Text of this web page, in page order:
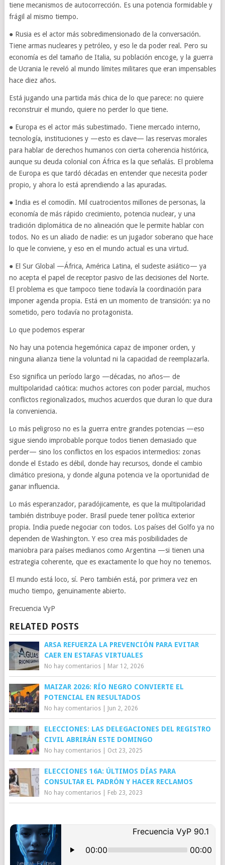
tiene mecanismos de autocorrección. Es una potencia formidable y
frágil al mismo tiempo.
● Rusia es el actor más sobredimensionado de la conversación.
Tiene armas nucleares y petróleo, y eso le da poder real. Pero su
economía es del tamaño de Italia, su población encoge, y la guerra
de Ucrania le reveló al mundo límites militares que eran impensables
hace diez años.
Está jugando una partida más chica de lo que parece: no quiere
reconstruir el mundo, quiere no perder lo que tiene.
● Europa es el actor más subestimado. Tiene mercado interno,
tecnología, instituciones y —esto es clave— las reservas morales
para hablar de derechos humanos con cierta coherencia histórica,
aunque su deuda colonial con África es la que señalás. El problema
de Europa es que tardó décadas en entender que necesita poder
propio, y ahora lo está aprendiendo a las apuradas.
● India es el comodín. Mil cuatrocientos millones de personas, la
economía de más rápido crecimiento, potencia nuclear, y una
tradición diplomática de no alineación que le permite hablar con
todos. No es un aliado de nadie: es un jugador soberano que hace
lo que le conviene, y eso en el mundo actual es una virtud.
● El Sur Global —África, América Latina, el sudeste asiático— ya
no acepta el papel de receptor pasivo de las decisiones del Norte.
El problema es que tampoco tiene todavía la coordinación para
imponer agenda propia. Está en un momento de transición: ya no
sometido, pero todavía no protagonista.
Lo que podemos esperar
No hay una potencia hegemónica capaz de imponer orden, y
ninguna alianza tiene la voluntad ni la capacidad de reemplazarla.
Eso significa un período largo —décadas, no años— de
multipolaridad caótica: muchos actores con poder parcial, muchos
conflictos regionalizados, muchos acuerdos que duran lo que dura
la conveniencia.
Lo más peligroso no es la guerra entre grandes potencias —eso
sigue siendo improbable porque todos tienen demasiado que
perder— sino los conflictos en los espacios intermedios: zonas
donde el Estado es débil, donde hay recursos, donde el cambio
climático presiona, y donde alguna potencia ve la oportunidad de
ganar influencia.
Lo más esperanzador, paradójicamente, es que la multipolaridad
también distribuye poder. Brasil puede tener política exterior
propia. India puede negociar con todos. Los países del Golfo ya no
dependen de Washington. Y eso crea más posibilidades de
maniobra para países medianos como Argentina —si tienen una
estrategia coherente, que es exactamente lo que hoy no tenemos.
El mundo está loco, sí. Pero también está, por primera vez en
mucho tiempo, genuinamente abierto.
Frecuencia VyP
RELATED POSTS
ARSA REFUERZA LA PREVENCIÓN PARA EVITAR
CAER EN ESTAFAS VIRTUALES
No hay comentarios| Mar 12, 2026
MAIZAR 2026: RÍO NEGRO CONVIERTE EL
POTENCIAL EN RESULTADOS
No hay comentarios| Jun 2, 2026
ELECCIONES: LAS DELEGACIONES DEL REGISTRO
CIVIL ABRIRÁN ESTE DOMINGO
No hay comentarios| Oct 23, 2025
ELECCIONES 16A: ÚLTIMOS DÍAS PARA
CONSULTAR EL PADRÓN Y HACER RECLAMOS
No hay comentarios| Feb 23, 2023